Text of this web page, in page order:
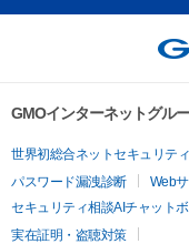
GMOインターネットグル
世界初総合ネットセキュリテ
パスワード漏洩診断
Web
セキュリティ相談AIチャットボ
実在証明・盗聴対策